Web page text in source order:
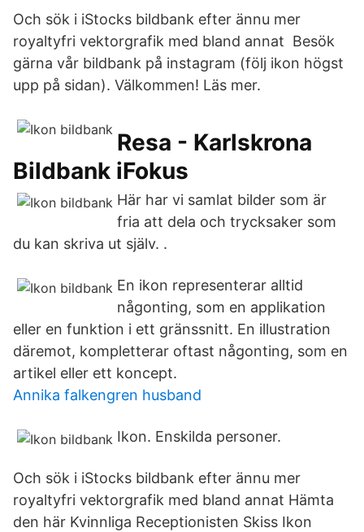
Och sök i iStocks bildbank efter ännu mer
royaltyfri vektorgrafik med bland annat Besök
gärna vår bildbank på instagram (följ ikon högst
upp på sidan). Välkommen! Läs mer.
Resa - Karlskrona
Bildbank iFokus
Här har vi samlat bilder som är
fria att dela och trycksaker som
du kan skriva ut själv. .
En ikon representerar alltid
någonting, som en applikation
eller en funktion i ett gränssnitt. En illustration
däremot, kompletterar oftast någonting, som en
artikel eller ett koncept.
Annika falkengren husband
Ikon. Enskilda personer.
Och sök i iStocks bildbank efter ännu mer
royaltyfri vektorgrafik med bland annat Hämta
den här Kvinnliga Receptionisten Skiss Ikon